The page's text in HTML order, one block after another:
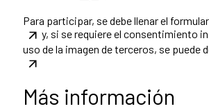
Para participar, se debe llenar el
y, si se requiere el consentimiento
uso de la imagen de terceros, se puede
Más información